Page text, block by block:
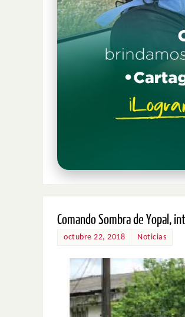
Comando Sombra de Yopal,
octubre 22, 2018 Noticias